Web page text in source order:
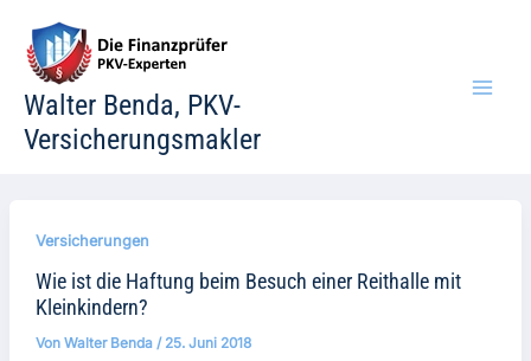
Inhalt
springen
Walter Benda, PKV-
Versicherungsmakler
Versicherungen
Wie ist die Haftung beim Besuch einer Reithalle mit
Kleinkindern?
Von Walter Benda / 25. Juni 2018